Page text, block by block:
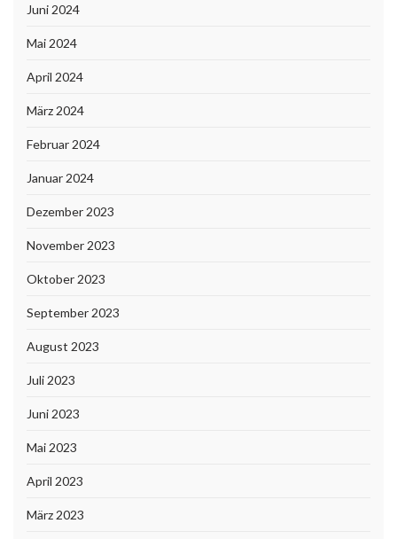
Juni 2024
Mai 2024
April 2024
März 2024
Februar 2024
Januar 2024
Dezember 2023
November 2023
Oktober 2023
September 2023
August 2023
Juli 2023
Juni 2023
Mai 2023
April 2023
März 2023